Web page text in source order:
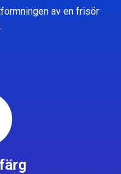
av en frisör